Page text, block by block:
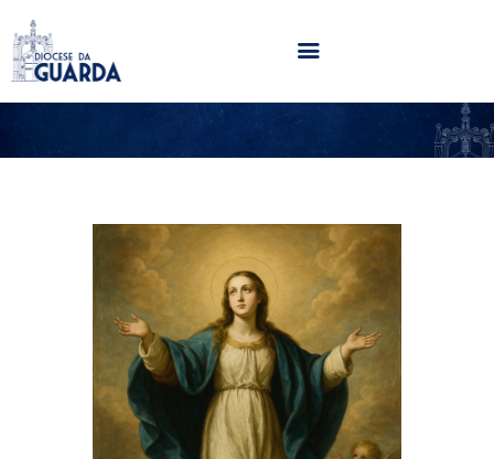
HOME
PARÓQUIAS
NOTÍCIAS
AGENDA
MULTIMÉDIA
SENTIR COM A IGREJA
CONTACTOS